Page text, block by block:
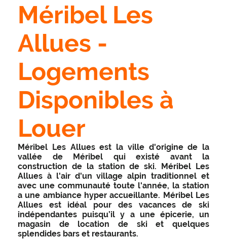
Méribel Les
Allues -
Logements
Disponibles à
Louer
Méribel Les Allues est la ville d'origine de la
vallée de Méribel qui existé avant la
construction de la station de ski. Méribel Les
Allues à l'air d'un village alpin traditionnel et
avec une communauté toute l'année, la station
a une ambiance hyper accueillante. Méribel Les
Allues est idéal pour des vacances de ski
indépendantes puisqu’il y a une épicerie, un
magasin de location de ski et quelques
splendides bars et restaurants.